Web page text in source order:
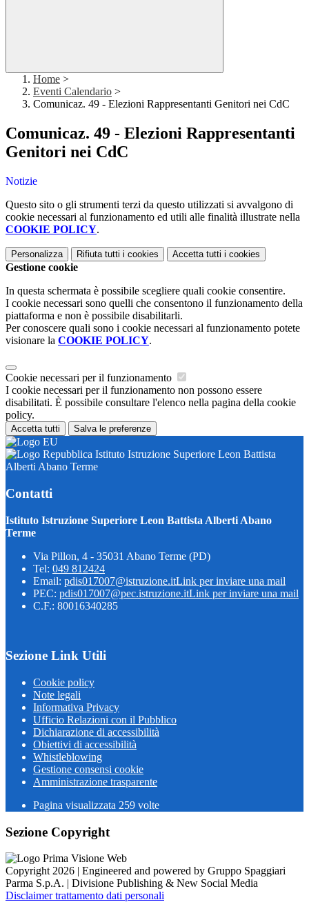
Home >
Eventi Calendario >
Comunicaz. 49 - Elezioni Rappresentanti Genitori nei CdC
Comunicaz. 49 - Elezioni Rappresentanti
Genitori nei CdC
Notizie
Questo sito o gli strumenti terzi da questo utilizzati si avvalgono di
cookie necessari al funzionamento ed utili alle finalità illustrate nella
COOKIE POLICY.
Personalizza Rifiuta tutti i cookies Accetta tutti i cookies
Gestione cookie
In questa schermata è possibile scegliere quali cookie consentire.
I cookie necessari sono quelli che consentono il funzionamento della
piattaforma e non è possibile disabilitarli.
Per conoscere quali sono i cookie necessari al funzionamento potete
visionare la COOKIE POLICY.
Cookie necessari per il funzionamento
I cookie necessari per il funzionamento non possono essere
disabilitati. È possibile consultare l'elenco nella pagina della cookie
policy.
Accetta tutti Salva le preferenze
Istituto Istruzione Superiore Leon Battista
Alberti Abano Terme
Contatti
Istituto Istruzione Superiore Leon Battista Alberti Abano
Terme
Via Pillon, 4 - 35031 Abano Terme (PD)
Tel: 049 812424
Email: pdis017007@istruzione.itLink per inviare una mail
PEC: pdis017007@pec.istruzione.itLink per inviare una mail
C.F.: 80016340285
Sezione Link Utili
Cookie policy
Note legali
Informativa Privacy
Ufficio Relazioni con il Pubblico
Dichiarazione di accessibilità
Obiettivi di accessibilità
Whistleblowing
Gestione consensi cookie
Amministrazione trasparente
Pagina visualizzata 259 volte
Sezione Copyright
Copyright 2026 | Engineered and powered by Gruppo Spaggiari
Parma S.p.A. | Divisione Publishing & New Social Media
Disclaimer trattamento dati personali